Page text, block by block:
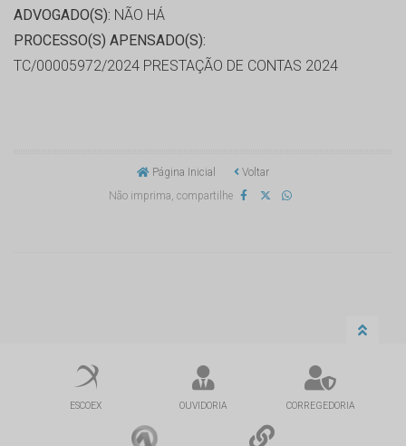
ADVOGADO(S): NÃO HÁ
PROCESSO(S) APENSADO(S):
TC/00005972/2024 PRESTAÇÃO DE CONTAS 2024
Página Inicial
Voltar
Não imprima, compartilhe
ESCOEX OUVIDORIA CORREGEDORIA